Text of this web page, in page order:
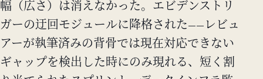
幅（広さ）は消えなかった。エビデンストリ
ガーの迂回モジュールに降格された——レビュ
アーが執筆済みの背骨では現在対応できない
ギャップを検出した時にのみ現れる、短く割